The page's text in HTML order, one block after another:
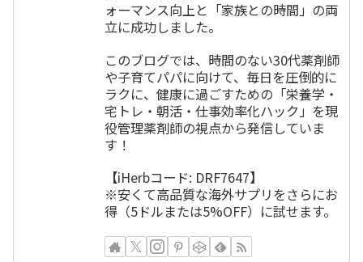
ォーマンス向上と「家族との時間」の両
立に成功しました。
このブログでは、時間のない30代薬剤師
や子育てパパに向けて、毎日を圧倒的に
ラクに、健康に過ごすための「栄養学・
宅トレ・朝活・仕事効率化ハック」を現
役管理薬剤師の視点から発信していま
す！
【iHerbコード: DRF7647】
※安くて高品質な海外サプリをさらにお
得（5ドルまたは5%OFF）に試せます。